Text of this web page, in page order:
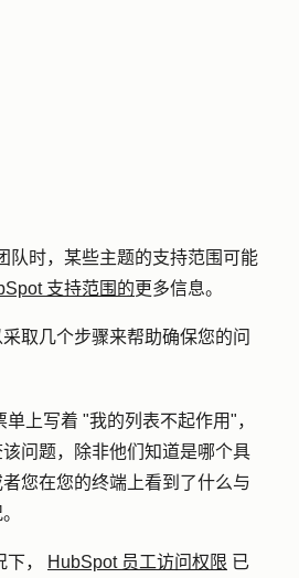
队时，某些主题的支持范围可能
支持范围的更多信息。
取几个步骤来帮助确保您的问
单上写着 "我的列表不起作用"，
问题，除非他们知道是哪个具
您在您的终端上看到了什么与
下， HubSpot 员工访问权限 已